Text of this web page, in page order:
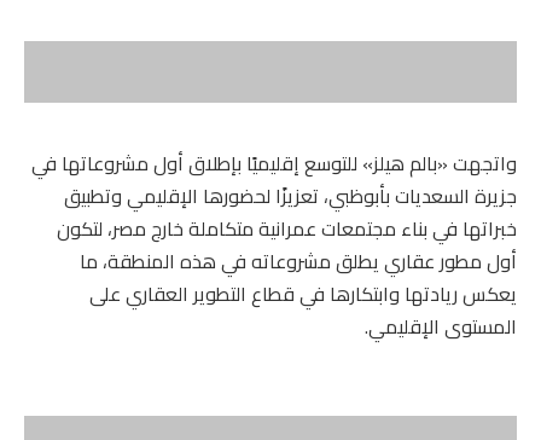
واتجهت «بالم هيلز» للتوسع إقليميًا بإطلاق أول مشروعاتها في
جزيرة السعديات بأبوظبي، تعزيزًا لحضورها الإقليمي وتطبيق
خبراتها في بناء مجتمعات عمرانية متكاملة خارج مصر، لتكون
أول مطور عقاري يطلق مشروعاته في هذه المنطقة، ما
يعكس ريادتها وابتكارها في قطاع التطوير العقاري على
المستوى الإقليمي.